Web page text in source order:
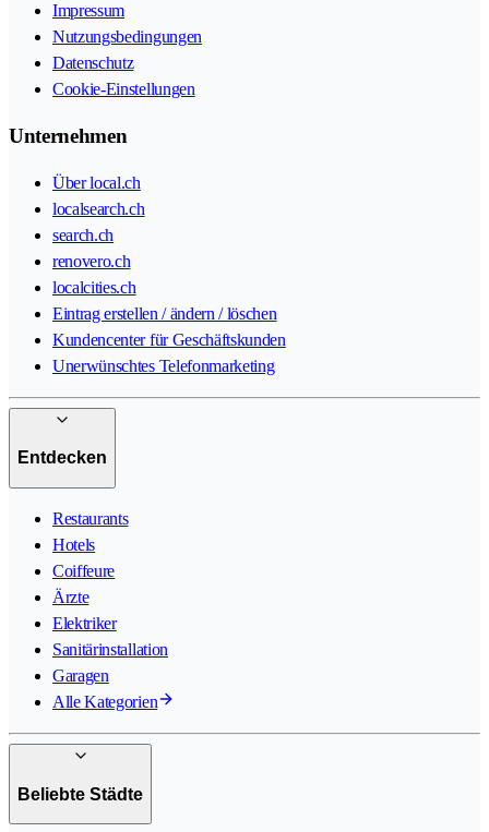
Impressum
Nutzungsbedingungen
Datenschutz
Cookie-Einstellungen
Unternehmen
Über local.ch
localsearch.ch
search.ch
renovero.ch
localcities.ch
Eintrag erstellen / ändern / löschen
Kundencenter für Geschäftskunden
Unerwünschtes Telefonmarketing
Entdecken
Restaurants
Hotels
Coiffeure
Ärzte
Elektriker
Sanitärinstallation
Garagen
Alle Kategorien
Beliebte Städte